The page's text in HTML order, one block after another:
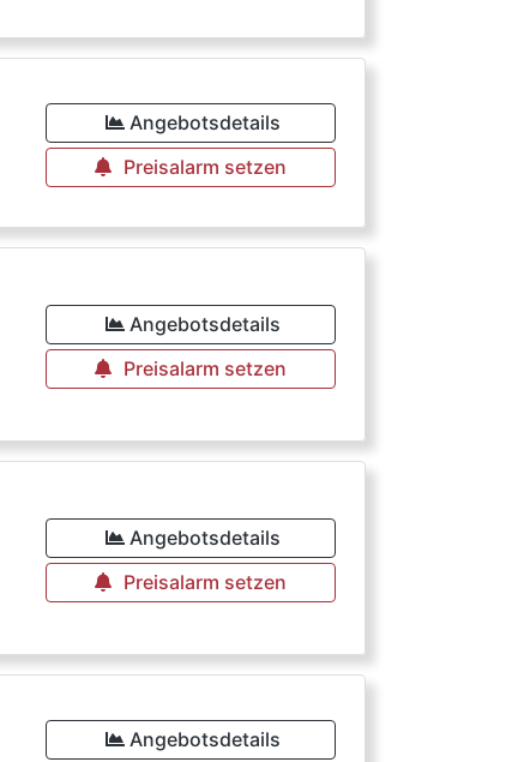
Angebotsdetails
Preisalarm setzen
Angebotsdetails
Preisalarm setzen
Angebotsdetails
Preisalarm setzen
Angebotsdetails